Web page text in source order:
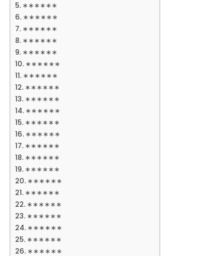
∗∗∗∗∗∗
∗∗∗∗∗∗
∗∗∗∗∗∗
∗∗∗∗∗∗
∗∗∗∗∗∗
∗∗∗∗∗∗
∗∗∗∗∗∗
∗∗∗∗∗∗
∗∗∗∗∗∗
∗∗∗∗∗∗
∗∗∗∗∗∗
∗∗∗∗∗∗
∗∗∗∗∗∗
∗∗∗∗∗∗
∗∗∗∗∗∗
∗∗∗∗∗∗
∗∗∗∗∗∗
∗∗∗∗∗∗
∗∗∗∗∗∗
∗∗∗∗∗∗
∗∗∗∗∗∗
∗∗∗∗∗∗